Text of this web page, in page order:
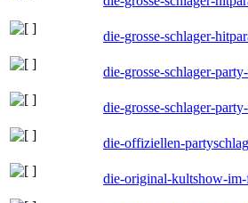
die-grosse-schlager-
die-grosse-schlager-
die-grosse-schlager-
die-offiziellen-
die-original-kultshow-